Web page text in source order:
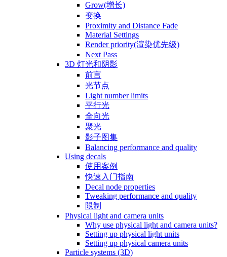
Grow(增长)
变换
Proximity and Distance Fade
Material Settings
Render priority(渲染优先级)
Next Pass
3D 灯光和阴影
前言
光节点
Light number limits
平行光
全向光
聚光
影子图集
Balancing performance and quality
Using decals
使用案例
快速入门指南
Decal node properties
Tweaking performance and quality
限制
Physical light and camera units
Why use physical light and camera units?
Setting up physical light units
Setting up physical camera units
Particle systems (3D)